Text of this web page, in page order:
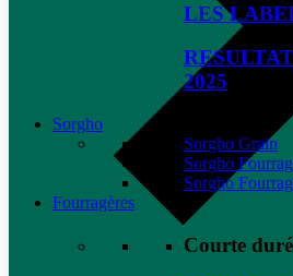
LES
2025
Sorgho
Sorgho Grain
Sorgho
Sorgho
Fourragères
Courte